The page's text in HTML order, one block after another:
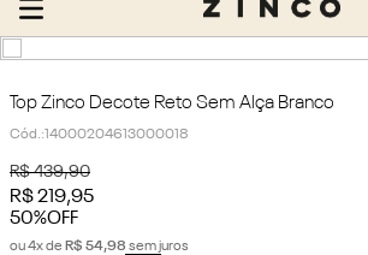
Top Zinco Decote Reto Sem Alça Branco
Cód.:14000204613000018
R$ 439,90
R$219,95
50%OFF
ou4x de R$ 54,98 sem juros